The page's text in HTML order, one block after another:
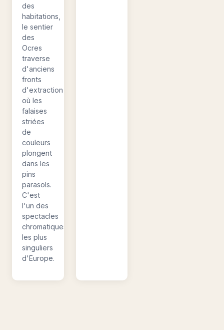
des
habitations,
le sentier
des
Ocres
traverse
d'anciens
fronts
d'extraction
où les
falaises
striées
de
couleurs
plongent
dans les
pins
parasols.
C'est
l'un des
spectacles
chromatiques
les plus
singuliers
d'Europe.